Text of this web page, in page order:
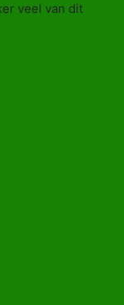
veel van dit